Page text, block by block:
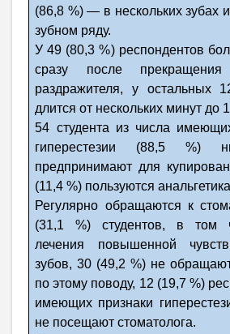
(86,8 %) — в нескольких зубах
зубном ряду.
У 49 (80,3 %) респондентов
сразу после прекращения
раздражителя, у остальных
длится от нескольких минут до
54 студента из числа
гиперестезии (88,5 %)
предпринимают для
(11,4 %) пользуются
Регулярно обращаются к
(31,1 %) студентов, в том
лечения повышенной
зубов, 30 (49,2 %) не
по этому поводу, 12 (19,7 %)
имеющих признаки
не посещают стоматолога.